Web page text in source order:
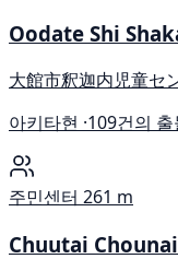
Oodate Shi
大館市釈迦内児童セ
아키타현 ·109건의 출
주민센터 261 m
Chuutai